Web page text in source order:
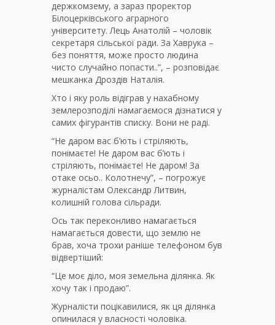
держкомзему, а зараз проректор
Білоцерківського аграрного
університету. Лець Анатолій – чоловік
секретаря сільської ради. За Хаврука –
без поняття, може просто людина
чисто случайно попасти..”, – розповідає
мешканка Дроздів Наталія.
Хто і яку роль відіграв у нахабному
землерозподілі намагаємося дізнатися у
самих фігурантів списку. Вони не раді.
“Не даром вас б’ють і стріляють,
понімаєте! Не даром вас б’ють і
стріляють, понімаєте! Не даром! За
отаке осьо.. Колотнечу”, – погрожує
журналістам Олександр Литвин,
колишній голова сільради.
Ось так переконливо намагається
намагається довести, що землю не
брав, хоча трохи раніше телефоном був
відвертіший:
“Це моє діло, моя земельна ділянка. Як
хочу так і продаю”.
Журналісти поцікавилися, як ця ділянка
опинилася у власності чоловіка.